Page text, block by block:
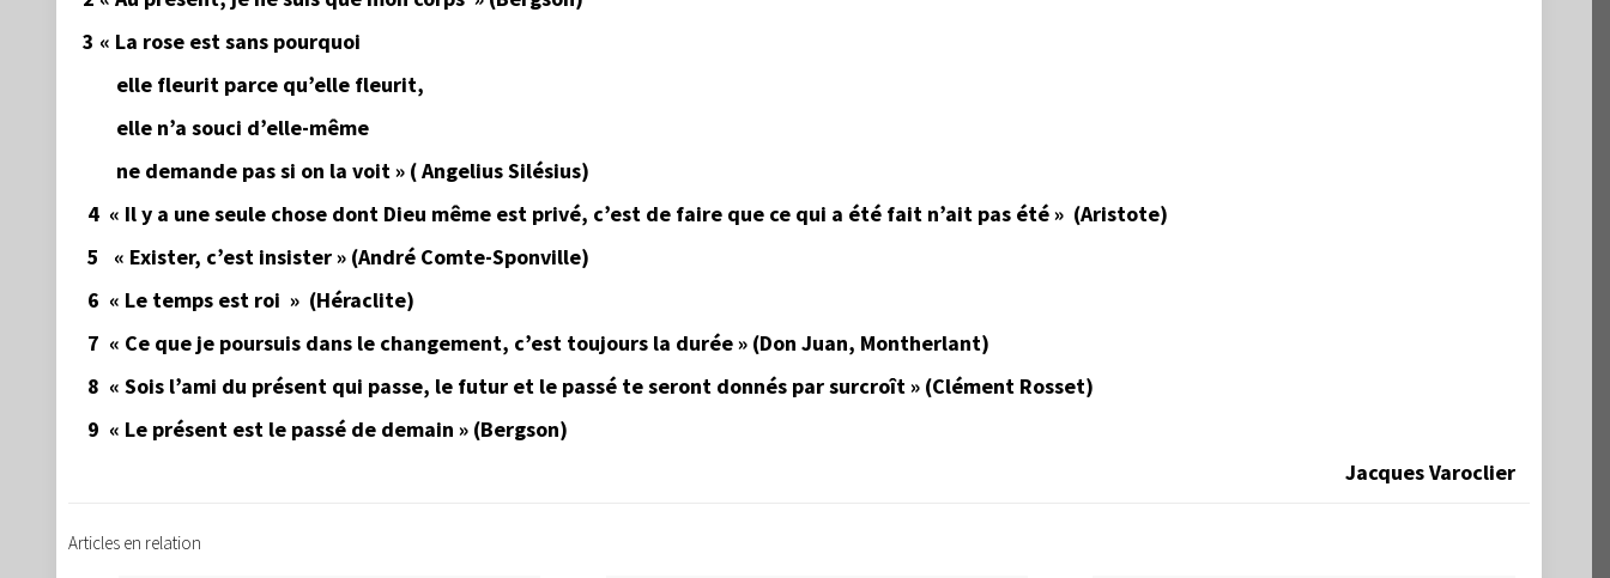
3 « La rose est sans pourquoi
elle fleurit parce qu’elle fleurit,
elle n’a souci d’elle-même
ne demande pas si on la voit » ( Angelius Silésius)
4 « Il y a une seule chose dont Dieu même est privé, c’est de faire que ce qui a été fait n’ait pas été » (Aristote)
5 « Exister, c’est insister » (André Comte-Sponville)
6 « Le temps est roi » (Héraclite)
7 « Ce que je poursuis dans le changement, c’est toujours la durée » (Don Juan, Montherlant)
8 « Sois l’ami du présent qui passe, le futur et le passé te seront donnés par surcroît » (Clément Rosset)
9 « Le présent est le passé de demain » (Bergson)
Jacques Varoclier
Articles en relation